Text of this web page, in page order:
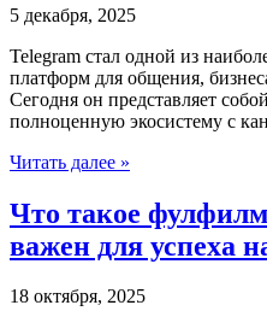
5 декабря, 2025
Telegram стал одной из
платформ для общения,
Сегодня он представляет
полноценную экосистему с
Читать далее »
Что такое
важен для успеха
18 октября, 2025